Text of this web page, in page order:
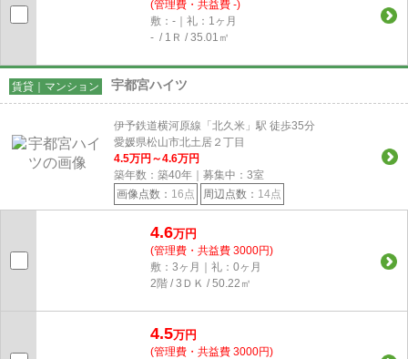
(管理費・共益費 -)
敷：-｜礼：1ヶ月
- / 1Ｒ / 35.01㎡
賃貸｜マンション 宇都宮ハイツ
伊予鉄道横河原線「北久米」駅 徒歩35分
愛媛県松山市北土居２丁目
4.5万円～4.6万円
築年数：築40年｜募集中： 3室
画像点数： 16点 周辺点数： 14点
4.6万円
(管理費・共益費 3000円)
敷：3ヶ月｜礼：0ヶ月
2階 / 3ＤＫ / 50.22㎡
4.5万円
(管理費・共益費 3000円)